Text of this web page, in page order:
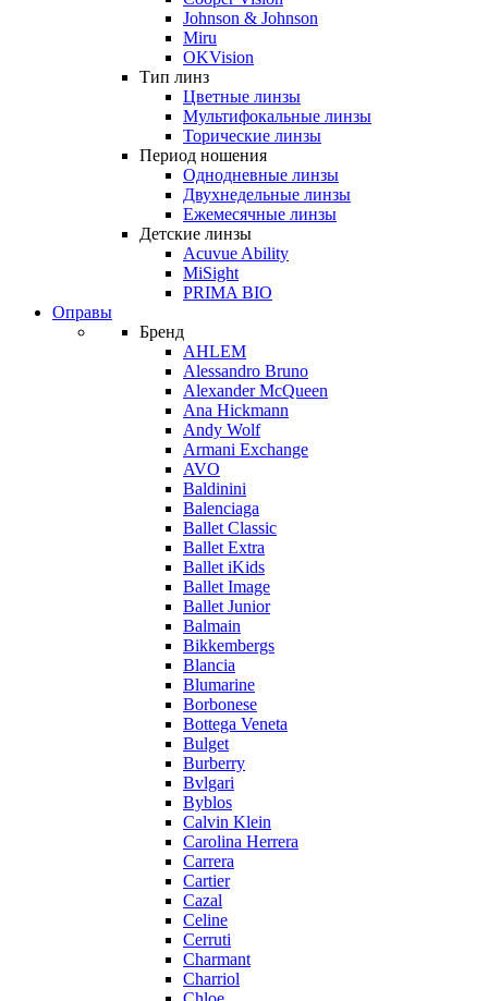
Johnson & Johnson
Miru
OKVision
Тип линз
Цветные линзы
Мультифокальные линзы
Торические линзы
Период ношения
Однодневные линзы
Двухнедельные линзы
Ежемесячные линзы
Детские линзы
Acuvue Ability
MiSight
PRIMA BIO
Оправы
Бренд
AHLEM
Alessandro Bruno
Alexander McQueen
Ana Hickmann
Andy Wolf
Armani Exchange
AVO
Baldinini
Balenciaga
Ballet Classic
Ballet Extra
Ballet iKids
Ballet Image
Ballet Junior
Balmain
Bikkembergs
Blancia
Blumarine
Borbonese
Bottega Veneta
Bulget
Burberry
Bvlgari
Byblos
Calvin Klein
Carolina Herrera
Carrera
Cartier
Cazal
Celine
Cerruti
Charmant
Charriol